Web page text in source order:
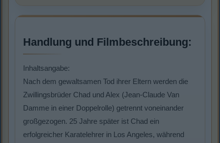
Handlung und Filmbeschreibung:
Inhaltsangabe:
Nach dem gewaltsamen Tod ihrer Eltern werden die
Zwillingsbrüder Chad und Alex (Jean-Claude Van
Damme in einer Doppelrolle) getrennt voneinander
großgezogen. 25 Jahre später ist Chad ein
erfolgreicher Karatelehrer in Los Angeles, während